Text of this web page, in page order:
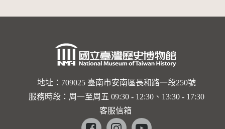
地址：709025 臺南市安南區長和路一段250號
服務時段：周一至周五 09:30 - 12:30、13:30 - 17:30
客服信箱
Facebookinstagramyoutube